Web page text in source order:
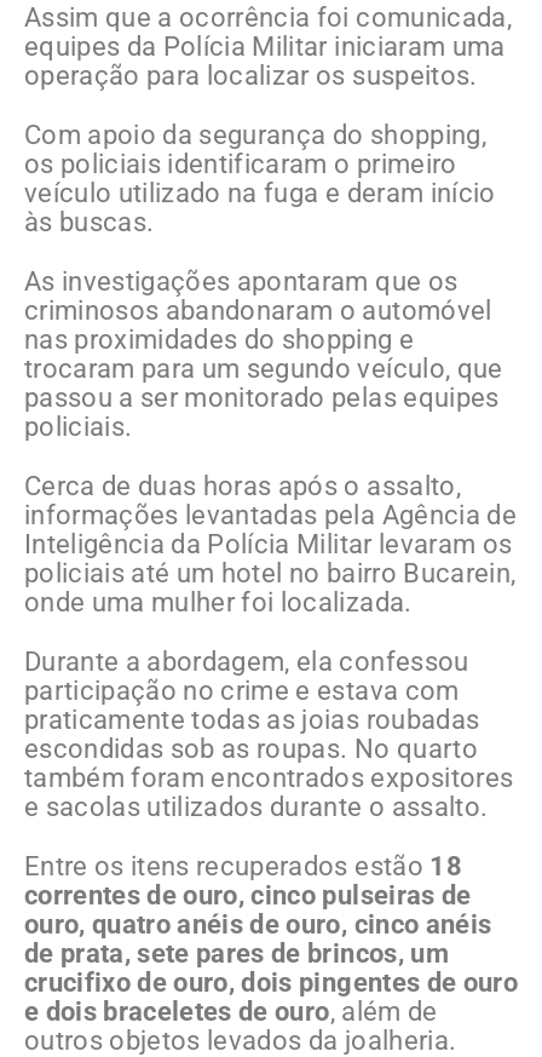
Assim que a ocorrência foi comunicada,
equipes da Polícia Militar iniciaram uma
operação para localizar os suspeitos.
Com apoio da segurança do shopping,
os policiais identificaram o primeiro
veículo utilizado na fuga e deram início
às buscas.
As investigações apontaram que os
criminosos abandonaram o automóvel
nas proximidades do shopping e
trocaram para um segundo veículo, que
passou a ser monitorado pelas equipes
policiais.
Cerca de duas horas após o assalto,
informações levantadas pela Agência de
Inteligência da Polícia Militar levaram os
policiais até um hotel no bairro Bucarein,
onde uma mulher foi localizada.
Durante a abordagem, ela confessou
participação no crime e estava com
praticamente todas as joias roubadas
escondidas sob as roupas. No quarto
também foram encontrados expositores
e sacolas utilizados durante o assalto.
Entre os itens recuperados estão 18
correntes de ouro, cinco pulseiras de
ouro, quatro anéis de ouro, cinco anéis
de prata, sete pares de brincos, um
crucifixo de ouro, dois pingentes de ouro
e dois braceletes de ouro, além de
outros objetos levados da joalheria.